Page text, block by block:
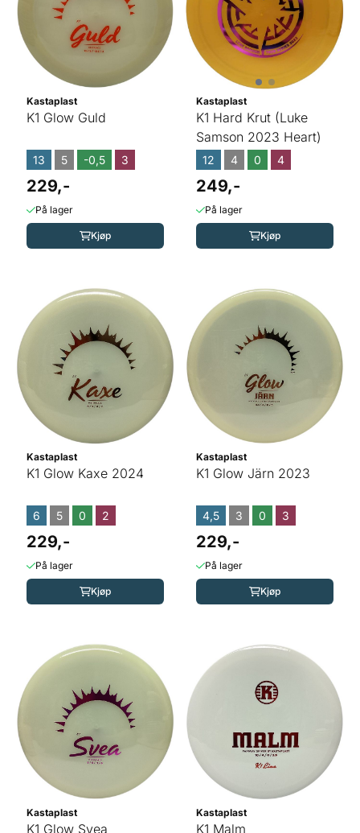
Kastaplast
K1 Glow Guld
13 5 -0,5 3
229,-
På lager
Kjøp
Kastaplast
K1 Hard Krut (Luke
Samson 2023 Heart)
12 4 0 4
249,-
På lager
Kjøp
Kastaplast
K1 Glow Kaxe 2024
6 5 0 2
229,-
På lager
Kjøp
Kastaplast
K1 Glow Järn 2023
4,5 3 0 3
229,-
På lager
Kjøp
Kastaplast
K1 Glow Svea
Kastaplast
K1 Malm